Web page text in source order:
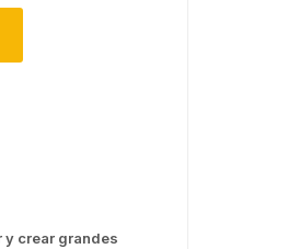
y crear grandes